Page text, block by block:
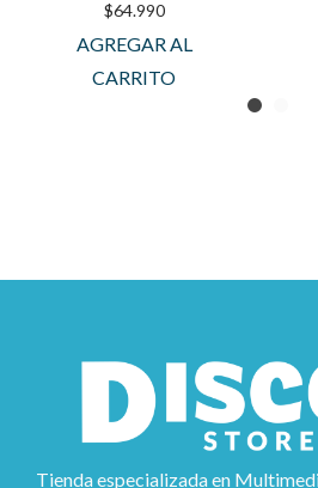
$64.990
AGREGAR AL
CARRITO
Tienda especializada en